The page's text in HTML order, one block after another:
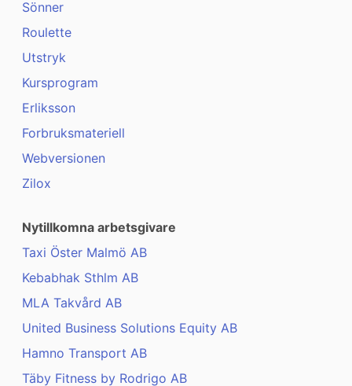
Sönner
Roulette
Utstryk
Kursprogram
Erliksson
Forbruksmateriell
Webversionen
Zilox
Nytillkomna arbetsgivare
Taxi Öster Malmö AB
Kebabhak Sthlm AB
MLA Takvård AB
United Business Solutions Equity AB
Hamno Transport AB
Täby Fitness by Rodrigo AB